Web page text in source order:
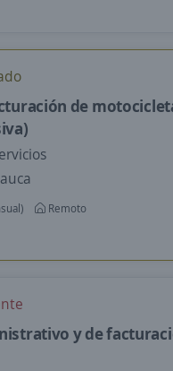
de
Remoto
y de